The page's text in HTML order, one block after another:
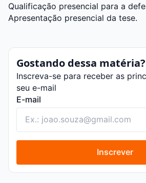
Qualificação presencial para a
Apresentação presencial da tese.
Gostando dessa matéria?
Inscreva-se para receber as
seu e-mail
E-mail
Inscrever